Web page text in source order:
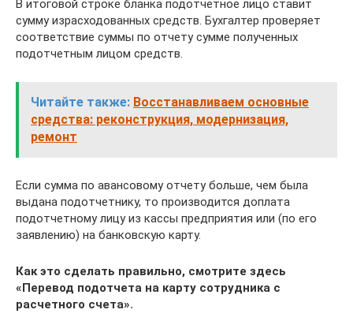
В итоговой строке бланка подотчетное лицо ставит
сумму израсходованных средств. Бухгалтер проверяет
соответствие суммы по отчету сумме полученных
подотчетным лицом средств.
Читайте также: Восстанавливаем основные
средства: реконструкция, модернизация,
ремонт
Если сумма по авансовому отчету больше, чем была
выдана подотчетнику, то производится доплата
подотчетному лицу из кассы предприятия или (по его
заявлению) на банковскую карту.
Как это сделать правильно, смотрите здесь
«Перевод подотчета на карту сотрудника с
расчетного счета».